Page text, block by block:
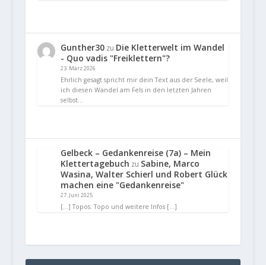
Gunther30zu Die Kletterwelt im Wandel
- Quo vadis "Freiklettern"?
23. März 2026
Ehrlich gesagt spricht mir dein Text aus der Seele, weil
ich diesen Wandel am Fels in den letzten Jahren
selbst…
Gelbeck – Gedankenreise (7a) – Mein
Klettertagebuch zu Sabine, Marco
Wasina, Walter Schierl und Robert Glück
machen eine "Gedankenreise"
27. Juni 2025
[…] Topos: Topo und weitere Infos […]